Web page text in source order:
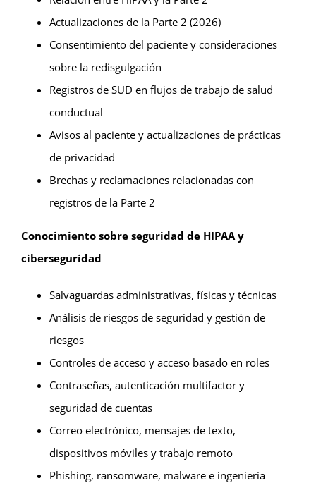
Actualizaciones de la Parte 2 (2026)
Consentimiento del paciente y consideraciones
sobre la redisgulgación
Registros de SUD en flujos de trabajo de salud
conductual
Avisos al paciente y actualizaciones de prácticas
de privacidad
Brechas y reclamaciones relacionadas con
registros de la Parte 2
Conocimiento sobre seguridad de HIPAA y
ciberseguridad
Salvaguardas administrativas, físicas y técnicas
Análisis de riesgos de seguridad y gestión de
riesgos
Controles de acceso y acceso basado en roles
Contraseñas, autenticación multifactor y
seguridad de cuentas
Correo electrónico, mensajes de texto,
dispositivos móviles y trabajo remoto
Phishing, ransomware, malware e ingeniería